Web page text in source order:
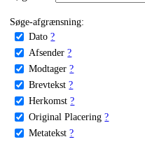
Søge-afgrænsning:
Dato ?
Afsender ?
Modtager ?
Brevtekst ?
Herkomst ?
Original Placering ?
Metatekst ?